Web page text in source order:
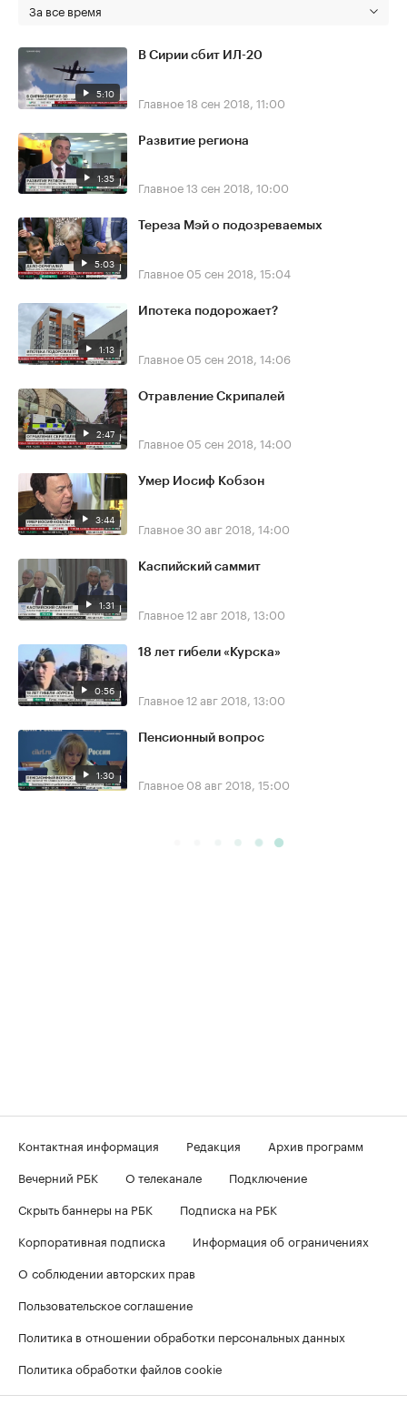
За все время
5:10
В Сирии сбит ИЛ-20
Главное18 сен 2018, 11:00
1:35
Развитие региона
Главное13 сен 2018, 10:00
5:03
Тереза Мэй о подозреваемых
Главное 05 сен 2018, 15:04
1:13
Ипотека подорожает?
Главное 05 сен 2018, 14:06
2:47
Отравление Скрипалей
Главное 05 сен 2018, 14:00
3:44
Умер Иосиф Кобзон
Главное30 авг 2018, 14:00
1:31
Каспийский саммит
Главное12 авг 2018, 13:00
0:56
18 лет гибели «Курска»
Главное12 авг 2018, 13:00
1:30
Пенсионный вопрос
Главное 08 авг 2018, 15:00
Контактная информация Редакция
Архив программ
Вечерний РБК
О телеканале
Подключение
Скрыть баннеры на РБК
Подписка на РБК
Корпоративная подписка
Информация об ограничениях
О соблюдении авторских прав
Пользовательское соглашение
Политика в отношении обработки персональных данных
Политика обработки файлов cookie